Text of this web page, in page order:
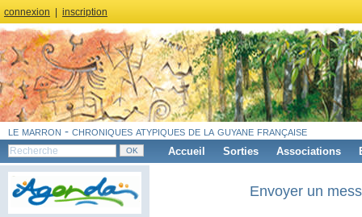
connexion inscription
le marron - chroniques atypiques de la guyane française
Accueil Sorties Associations
Envoyer un